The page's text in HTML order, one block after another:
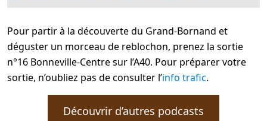
Pour partir à la découverte du Grand-Bornand et
déguster un morceau de reblochon, prenez la sortie
n°16 Bonneville-Centre sur l’A40. Pour préparer votre
sortie, n’oubliez pas de consulter l’info trafic.
Découvrir d’autres podcasts